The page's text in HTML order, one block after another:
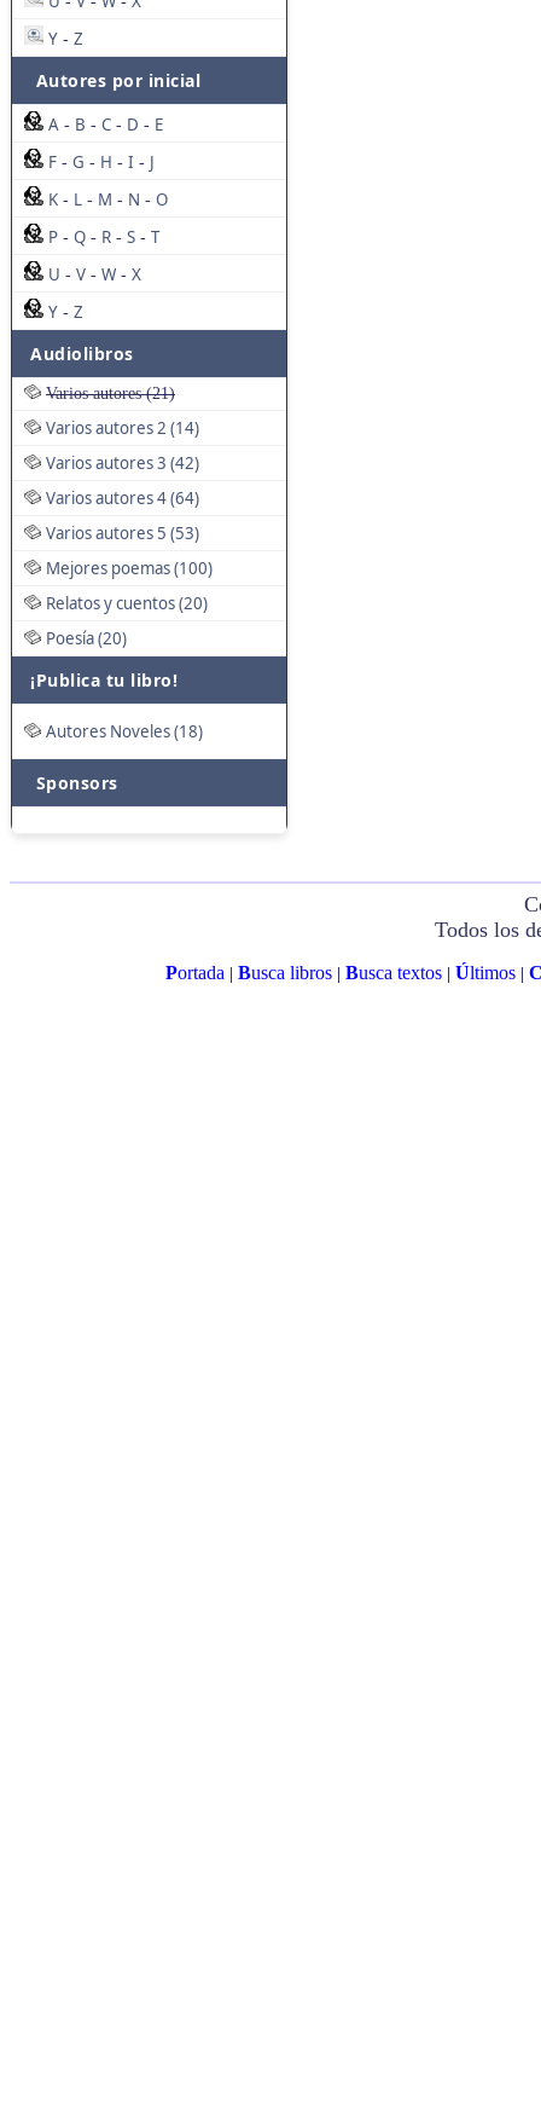
Y - Z
Autores por inicial
A - B - C - D - E
F - G - H - I - J
K - L - M - N - O
P - Q - R - S - T
U - V - W - X
Y - Z
Audiolibros
Varios autores (21)
Varios autores 2 (14)
Varios autores 3 (42)
Varios autores 4 (64)
Varios autores 5 (53)
Mejores poemas (100)
Relatos y cuentos (20)
Poesía (20)
¡Publica tu libro!
Autores Noveles (18)
Sponsors
Todos los
Portada| Busca libros| Busca textos| Últimos|